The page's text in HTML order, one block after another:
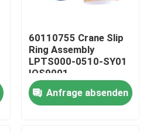
60110755 Crane Slip
Ring Assembly
LPTS000-0510-SY01
IOS9001
Anfrage absenden